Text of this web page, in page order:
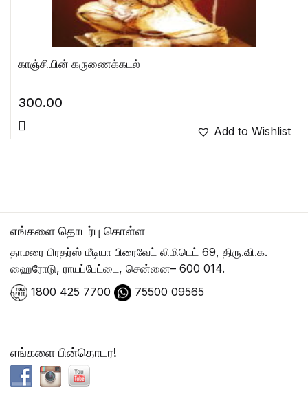
காஞ்சியின் கருணைக்கடல்
300.00
Add to Wishlist
எங்களை தொடர்பு கொள்ள
தாமரை பிரதர்ஸ் மீடியா பிரைவேட் லிமிடெட் 69, திரு.வி.க.
ஹைரோடு, ராயப்பேட்டை, சென்னை– 600 014.
1800 425 7700
75500 09565
எங்களை பின்தொடர!